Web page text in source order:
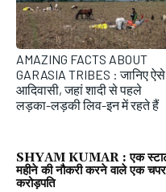
AMAZING FACTS ABOUT
GARASIA TRIBES : जानिए ऐसे
आदिवासी, जहां शादी से पहले
लड़का-लड़की लिव-इन में रहते हैं
SHYAM KUMAR : एक
महीने की नौकरी करने वाले एक
करोड़पति